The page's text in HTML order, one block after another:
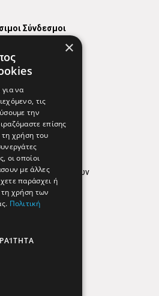
Σύνδεσμοι
Τηλέφωνα
Φαρμακεία
Απόρρητο
Όροι Χρήσης
δεδομένων
Findhere
Social Media
×
να
τις
την
επίσης
τη χρήση του
οι οποίοι
με άλλες
παράσχει ή
χρήση των
Πολιτική